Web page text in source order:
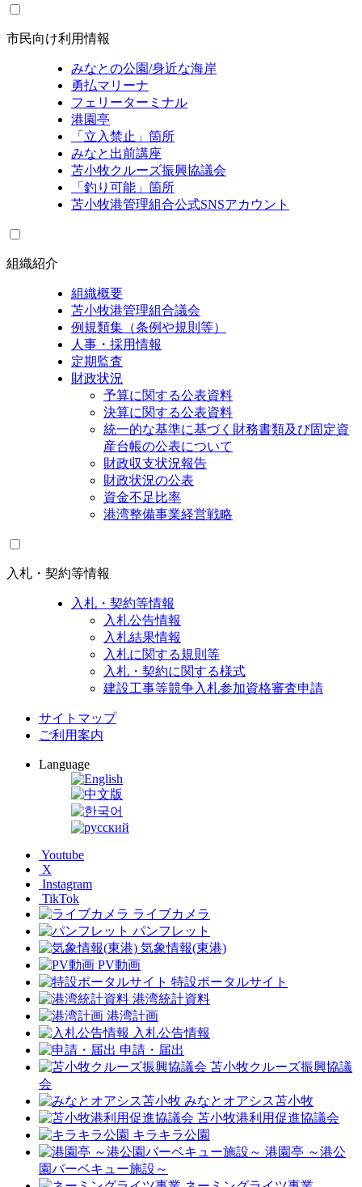
市民向け利用情報
みなとの公園/身近な海岸
勇払マリーナ
フェリーターミナル
港園亭
「立入禁止」箇所
みなと出前講座
苫小牧クルーズ振興協議会
「釣り可能」箇所
苫小牧港管理組合公式SNSアカウント
組織紹介
組織概要
苫小牧港管理組合議会
例規類集（条例や規則等）
人事・採用情報
定期監査
財政状況
予算に関する公表資料
決算に関する公表資料
統一的な基準に基づく財務書類及び固定資
産台帳の公表について
財政収支状況報告
財政状況の公表
資金不足比率
港湾整備事業経営戦略
入札・契約等情報
入札・契約等情報
入札公告情報
入札結果情報
入札に関する規則等
入札・契約に関する様式
建設工事等競争入札参加資格審査申請
サイトマップ
ご利用案内
Language
Youtube
X
Instagram
TikTok
ライブカメラ
パンフレット
気象情報(東港)
PV動画
特設ポータルサイト
港湾統計資料
港湾計画
入札公告情報
申請・届出
苫小牧クルーズ振興協議
会
みなとオアシス苫小牧
苫小牧港利用促進協議会
キラキラ公園
港園亭 ～港公
園バーベキュー施設～